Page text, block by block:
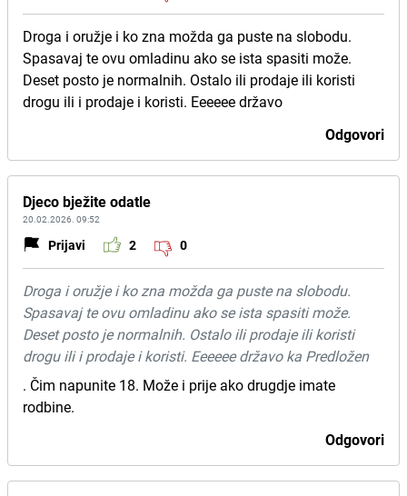
Droga i oružje i ko zna možda ga puste na slobodu.
Spasavaj te ovu omladinu ako se ista spasiti može.
Deset posto je normalnih. Ostalo ili prodaje ili koristi
drogu ili i prodaje i koristi. Eeeeee državo
Odgovori
Djeco bježite odatle
20.02.2026. 09:52
Prijavi 2 0
Droga i oružje i ko zna možda ga puste na slobodu.
Spasavaj te ovu omladinu ako se ista spasiti može.
Deset posto je normalnih. Ostalo ili prodaje ili koristi
drogu ili i prodaje i koristi. Eeeeee državo ka Predložen
. Čim napunite 18. Može i prije ako drugdje imate
rodbine.
Odgovori